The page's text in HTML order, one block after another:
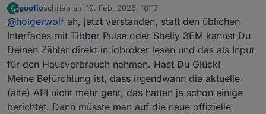
Und den SMA Zähler kann ich prima über den SMA
Adapter auslesen.
Die Frage ist halt nur wie lange, das rund läuft.
Halte bei jeden Update was da rein spielt, die Luft
an...
G
Offline
goofloschrieb am 19. Feb. 2026, 18:17
zuletzt editiert von
@holgerwolf ah, jetzt verstanden, statt den üblichen
Interfaces mit Tibber Pulse oder Shelly 3EM kannst Du
Deinen Zähler direkt in iobroker lesen und das als Input
für den Hausverbrauch nehmen. Hast Du Glück!
Meine Befürchtung ist, dass irgendwann die aktuelle
(alte) API nicht mehr geht, das hatten ja schon einige
berichtet. Dann müsste man auf die neue offizielle